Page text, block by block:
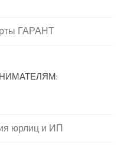
ГАРАНТ
юрлиц и ИП